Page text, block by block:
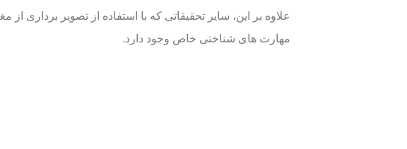
علاوه بر این، سایر تحقیقاتی که با استفاده از تصویر
مهارت های شناختی خاص وجود دارد.